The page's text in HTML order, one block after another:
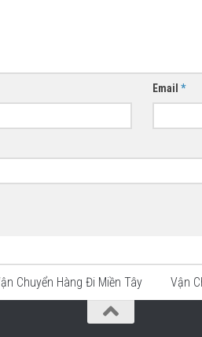
Email *
Chuyển Hàng Đi Miền Tây Vận